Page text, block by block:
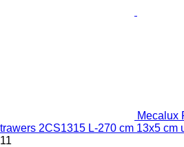
Mecalux
trawers 2CS1315 L-270 cm 13x5 cm
11